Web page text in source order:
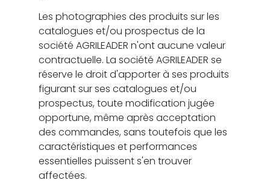
Les photographies des produits sur les
catalogues et/ou prospectus de la
société AGRILEADER n'ont aucune valeur
contractuelle. La société AGRILEADER se
réserve le droit d'apporter à ses produits
figurant sur ses catalogues et/ou
prospectus, toute modification jugée
opportune, même après acceptation
des commandes, sans toutefois que les
caractéristiques et performances
essentielles puissent s'en trouver
affectées.